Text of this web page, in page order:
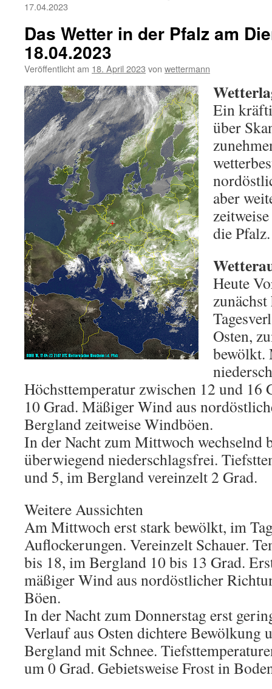
17.04.2023
Das Wetter in der Pfalz am
18.04.2023
Veröffentlicht am 18. April 2023 von wettermann
Ein
über
aber
die Pfalz.
Heute
Osten,
bewölkt.
Höchsttemperatur zwischen 12 und 16
10 Grad. Mäßiger Wind aus
Bergland zeitweise Windböen.
In der Nacht zum Mittwoch wechselnd
überwiegend niederschlagsfrei.
und 5, im Bergland vereinzelt 2 Grad.
Weitere Aussichten
Am Mittwoch erst stark bewölkt, im
Auflockerungen. Vereinzelt Schauer.
bis 18, im Bergland 10 bis 13 Grad.
mäßiger Wind aus nordöstlicher
Böen.
In der Nacht zum Donnerstag erst
Verlauf aus Osten dichtere Bewölkung
Bergland mit Schnee.
um 0 Grad. Gebietsweise Frost in